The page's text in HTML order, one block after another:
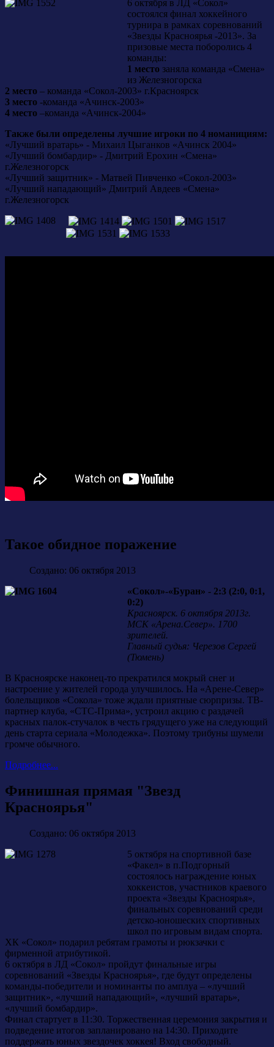
6 октября в ЛД «Сокол»
состоялся финал хоккейного
турнира в рамках соревнований
«Звезды Красноярья -2013». За
призовые места поборолись 4
команды:
1 место заняла команда «Смена»
из Железногорска
2 место – команда «Сокол-2003» г.Красноярск
3 место -команда «Ачинск-2003»
4 место –команда «Ачинск-2004»
Также были определены лучшие игроки по 4 номанициям:
«Лучший вратарь» - Михаил Цыганков «Ачинск 2004»
«Лучший бомбардир» - Дмитрий Ерохин «Смена»
г.Железногорск
«Лучший защитник» - Матвей Пивченко «Сокол-2003»
«Лучший нападающий» Дмитрий Авдеев «Смена»
г.Железногорск
Такое обидное поражение
Создано: 06 октября 2013
«Сокол»-«Буран» - 2:3 (2:0, 0:1,
0:2)
Красноярск. 6 октября 2013г.
МСК «Арена.Север». 1700
зрителей.
Главный судья: Черезов Сергей
(Тюмень)
В Красноярске наконец-то прекратился мокрый снег и
настроение у жителей города улучшилось. На «Арене-Север»
болельщиков «Сокола» тоже ждали приятные сюрпризы. ТВ-
партнер клуба, «СТС-Прима», устроил акцию с раздачей
красных палок-стучалок в честь грядущего уже на следующий
день старта сериала «Молодежка». Поэтому трибуны шумели
громче обычного.
Подробнее...
Финишная прямая "Звезд
Красноярья"
Создано: 06 октября 2013
5 октября на спортивной базе
«Факел» в п.Подгорный
состоялось награждение юных
хоккеистов, участников краевого
проекта «Звезды Красноярья»,
финальных соревнований среди
детско-юношеских спортивных
школ по игровым видам спорта.
ХК «Сокол» подарил ребятам грамоты и рюкзачки с
фирменной атрибутикой.
6 октября в ЛД «Сокол» пройдут финальные игры
соревнований «Звезды Красноярья», где будут определены
команды-победители и номинанты по амплуа – «лучший
защитник», «лучший нападающий», «лучший вратарь»,
«лучший бомбардир».
Финал стартует в 11:30. Торжественная церемония закрытия и
подведение итогов запланировано на 14:30. Приходите
поддержать юных звездочек хоккея! Вход свободный.